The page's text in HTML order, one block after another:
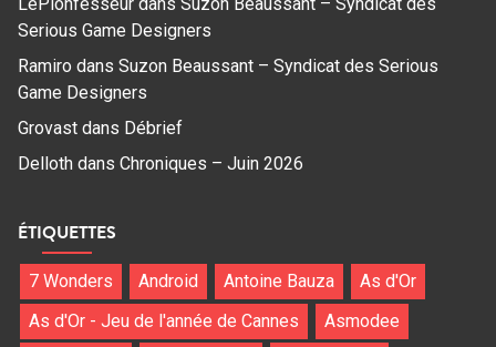
Serious Game Designers
Ramiro dans Suzon Beaussant – Syndicat des Serious
Game Designers
Grovast dans Débrief
Delloth dans Chroniques – Juin 2026
ÉTIQUETTES
7 Wonders Android Antoine Bauza
As d'Or
As d'Or - Jeu de l'année de Cannes
Asmodee